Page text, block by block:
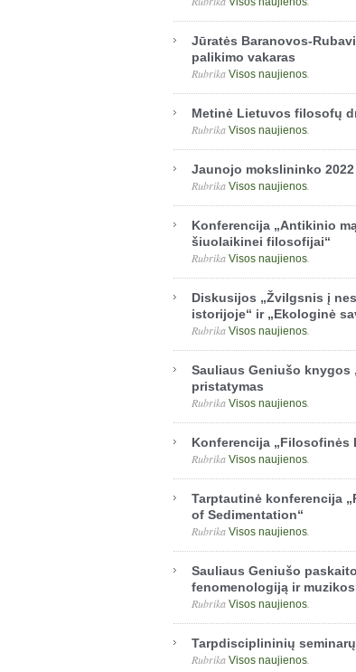
Jūratės Baranovos-
palikimo vakaras
Rubrika Visos naujienos
Metinė Lietuvos filosofų
Rubrika Visos naujienos
Jaunojo mokslininko
Rubrika Visos naujienos
Konferencija „Antikinio
šiuolaikinei filosofijai“
Rubrika Visos naujienos
Diskusijos „Žvilgsnis į
istorijoje“ ir „Ekologinė
Rubrika Visos naujienos
Sauliaus Geniušo knygos
pristatymas
Rubrika Visos naujienos
Konferencija „Filosofinės
Rubrika Visos naujienos
Tarptautinė konferencija
of Sedimentation“
Rubrika Visos naujienos
Sauliaus Geniušo
fenomenologiją ir
Rubrika Visos naujienos
Tarpdisciplininių
Rubrika Visos naujienos